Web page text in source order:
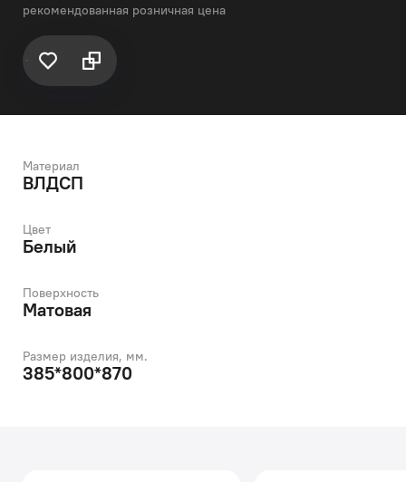
рекомендованная розничная цена
Материал
ВЛДСП
Цвет
Белый
Поверхность
Матовая
Размер изделия, мм.
385*800*870